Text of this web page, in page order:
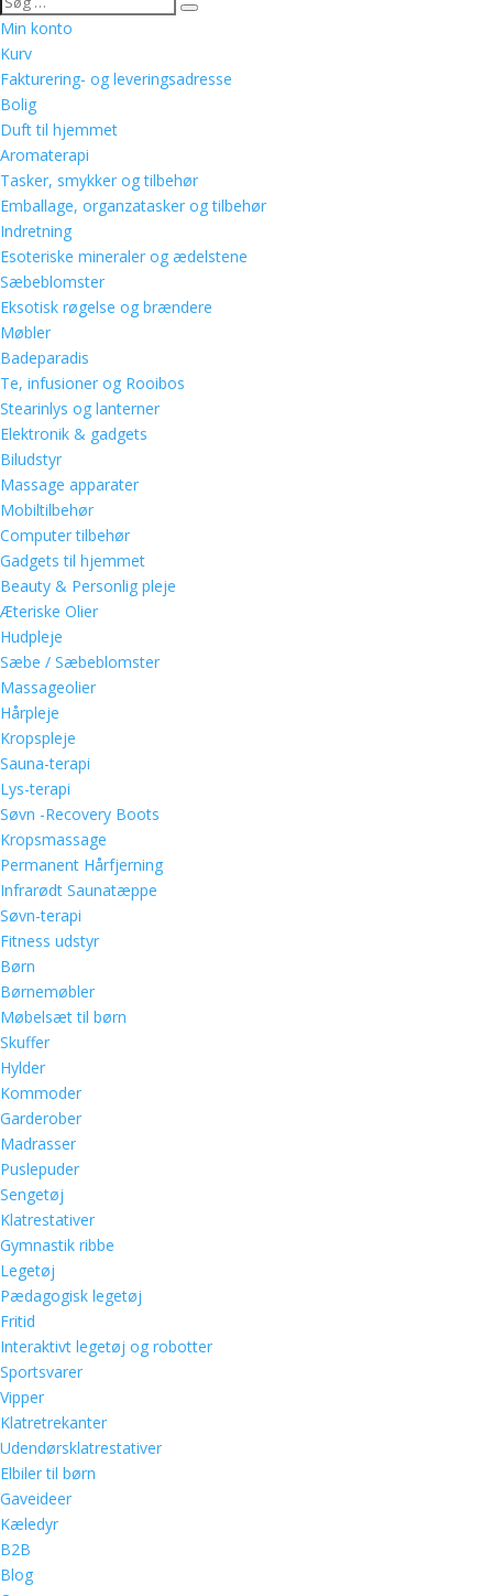
Min konto
Kurv
Fakturering- og leveringsadresse
Bolig
Duft til hjemmet
Aromaterapi
Tasker, smykker og tilbehør
Emballage, organzatasker og tilbehør
Indretning
Esoteriske mineraler og ædelstene
Sæbeblomster
Eksotisk røgelse og brændere
Møbler
Badeparadis
Te, infusioner og Rooibos
Stearinlys og lanterner
Elektronik & gadgets
Biludstyr
Massage apparater
Mobiltilbehør
Computer tilbehør
Gadgets til hjemmet
Beauty & Personlig pleje
Æteriske Olier
Hudpleje
Sæbe / Sæbeblomster
Massageolier
Hårpleje
Kropspleje
Sauna-terapi
Lys-terapi
Søvn -Recovery Boots
Kropsmassage
Permanent Hårfjerning
Infrarødt Saunatæppe
Søvn-terapi
Fitness udstyr
Børn
Børnemøbler
Møbelsæt til børn
Skuffer
Hylder
Kommoder
Garderober
Madrasser
Puslepuder
Sengetøj
Klatrestativer
Gymnastik ribbe
Legetøj
Pædagogisk legetøj
Fritid
Interaktivt legetøj og robotter
Sportsvarer
Vipper
Klatretrekanter
Udendørsklatrestativer
Elbiler til børn
Gaveideer
Kæledyr
B2B
Blog